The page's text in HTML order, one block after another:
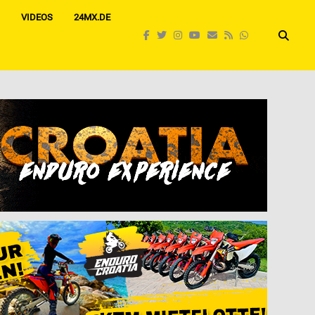
VIDEOS 24MX.DE